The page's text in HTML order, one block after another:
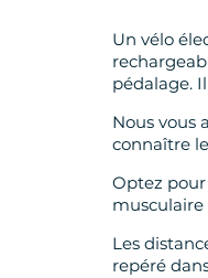
Un vélo
pédalage.
Nous vous
connaître
Optez
musculaire
Les
repéré